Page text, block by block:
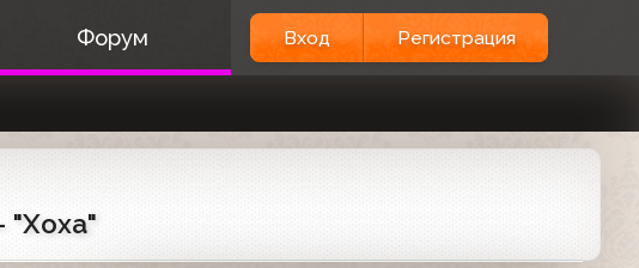
Форум Вход Регистрация
"Хоха"